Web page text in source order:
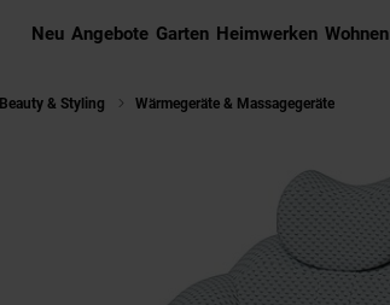
Neu Angebote Garten Heimwerken Wohnen
Beauty & Styling Wärmegeräte & Massagegeräte